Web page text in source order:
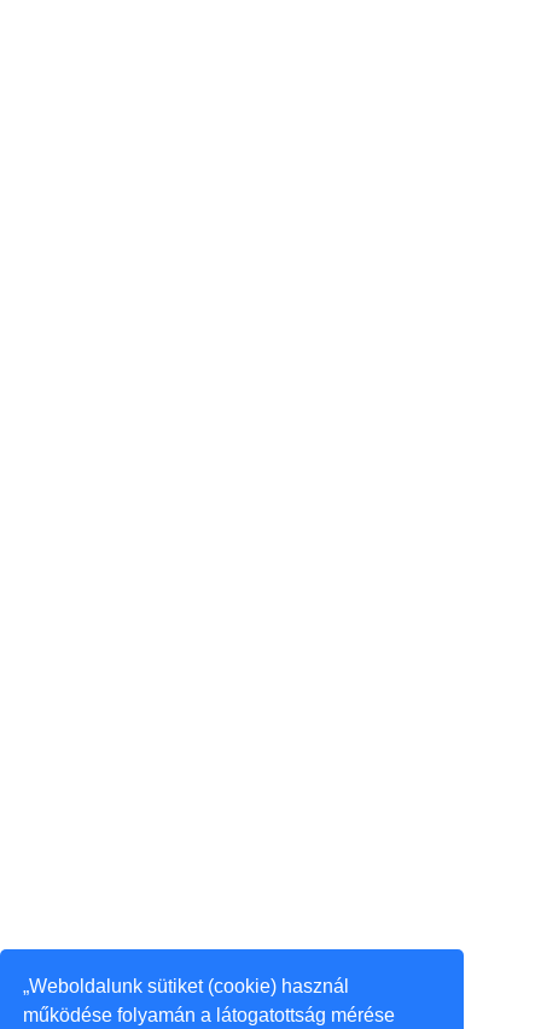
„Weboldalunk sütiket (cookie) használ
működése folyamán a látogatottság mérése